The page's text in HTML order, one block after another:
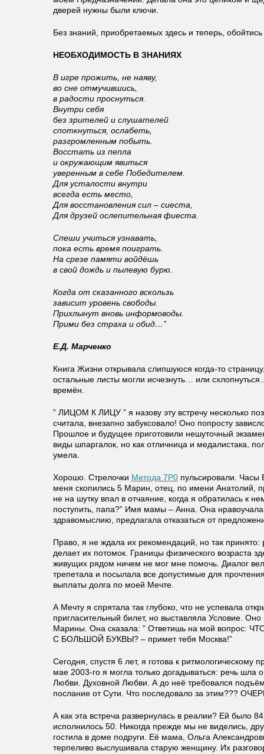
дверей нужны были ключи.
Без знаний, приобретаемых здесь и теперь,
НЕОБХОДИМОСТЬ В ЗНАНИЯХ
В игре прожить, не наяву,
во сне отмучившись,
в радости проснуться.
Внутри себя
без зрителей и слушателей
споткнуться, ослабеть,
разгромленным побыть.
Восстать из пепла
и окружающим явиться
уверенным в себе Победителем.
Для усталости внутри
всегда есть место,
Для восстановления сил – сиеста,
Для друзей ослепительная фиеста.
Спеши учиться узнавать,
пока есть время поиграть.
На срезе памяти войдёшь
в свой дождь и пылевую бурю.
Когда от сказанного вскользь
зависит уровень свободы.
Прихлынут вновь информоводы.
Прими без страха и обид…”
Е.Д. Марченко
Книга Жизни открывала слипшуюся когда-то
остальные листы могли исчезнуть… или
времён.
” ЛИЦОМ К ЛИЦУ ” я назову эту встречу несколько
считала, внезапно забуксовало! Оно попросту
Прошлое и будущее приготовили нешуточный
виды шпаргалок, но как отличница и медалистака,
умела.
Хорошо. Стрелочки Метода 7Р0 пульсировали. Часы
меня скопились 5 Марин, отец, по имени Анатолий,
не на шутку впал в отчаяние, когда я обратилась к
поступить, папа?” Имя мамы – Анна. Она
здравомыслию, предлагала отказаться от
Право, я не ждала их рекомендаций, но так принято:
делает их потомок. Границы физического возраста
живущих рядом ничем не мог мне помочь. Диалог
трепетала и посылала все допустимые для
выплаты долга по моей Мечте.
А Мечту я спрятала так глубоко, что не успевала
пригласительный билет, но выставляла Условие. Оно
Марины. Она сказала: ” Ответишь на мой
С БОЛЬШОЙ БУКВЫ? – примет тебя Москва!”
Сегодня, спустя 6 лет, я готова к ритмологическому
мае 2003-го я могла только догадываться: речь шла
Любви. Духовной Любви. А до неё требовался
послание от Сути. Что последовало за этим???
А как эта встреча развернулась в реалии? Ей было
исполнилось 50. Никогда прежде мы не виделись,
гостила в доме подруги. Её мама, Ольга
терпеливо выслушивала старую женщину. Их